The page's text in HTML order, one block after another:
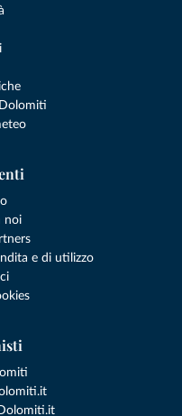
noi
e di utilizzo